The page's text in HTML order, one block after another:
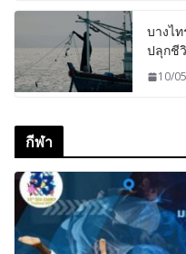
บางไ
ปลุกชี
10/
กีฬา